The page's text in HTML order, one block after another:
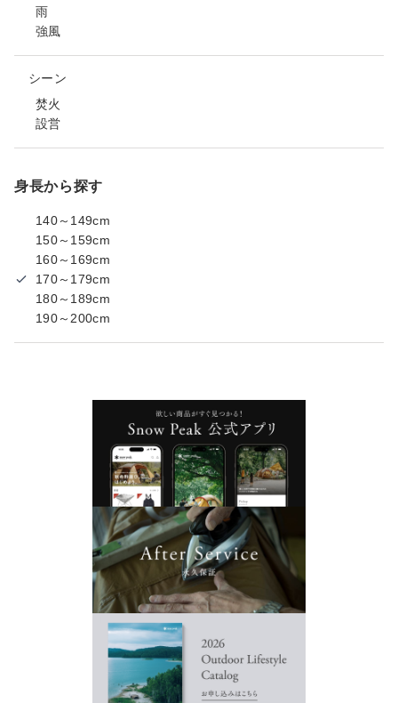
雨
強風
シーン
焚火
設営
身長から探す
140～149cm
150～159cm
160～169cm
170～179cm
180～189cm
190～200cm